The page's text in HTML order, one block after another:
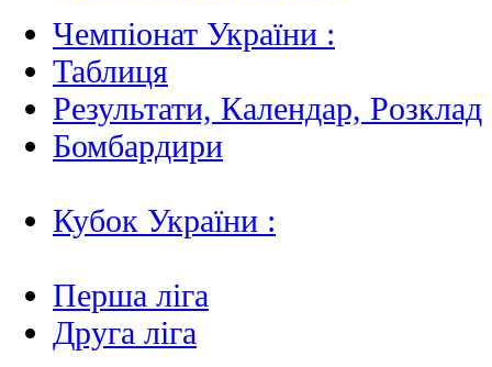
Чемпіонат України :
Таблиця
Результати, Календар, Poзклад
Бомбардири
Кубок України :
Перша ліга
Друга ліга